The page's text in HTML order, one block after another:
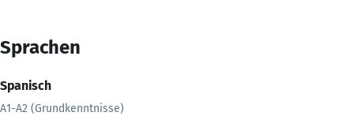
Sprachen
Spanisch
A1-A2 (Grundkenntnisse)